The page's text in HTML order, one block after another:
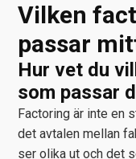
Vilken
passar
Hur vet du
som passar
Factoring är inte en
det avtalen mellan
ser olika ut och det